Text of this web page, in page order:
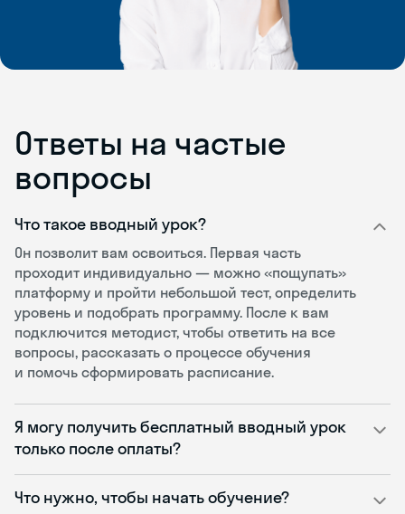
Ответы на частые
вопросы
Что такое вводный урок?
Он позволит вам освоиться. Первая часть
проходит индивидуально — можно «пощупать»
платформу и пройти небольшой тест, определить
уровень и подобрать программу. После к вам
подключится методист, чтобы ответить на все
вопросы, рассказать о процессе обучения
и помочь сформировать расписание.
Я могу получить бесплатный вводный урок
только после оплаты?
Что нужно, чтобы начать обучение?